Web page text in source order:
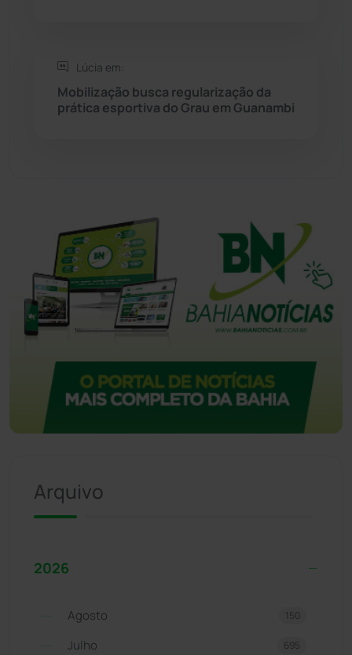
Tanque Novo
Tecnologia (12)
Lúcia em:
Mobilização busca regularização da
prática esportiva do Grau em Guanambi
Arquivo
2026
Agosto 150
Julho 695